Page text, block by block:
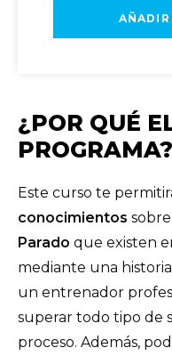
¿POR QUÉ
PROGRAMA?
Este curso te
conocimientos
Parado que existen
mediante una
un entrenador
superar todo tipo de
proceso. Además,